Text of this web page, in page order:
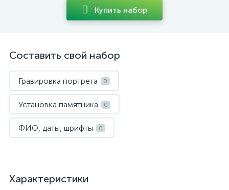
Купить набор
Составить свой набор
Гравировка портрета 0
Установка памятника 0
ФИО, даты, шрифты 0
Характеристики